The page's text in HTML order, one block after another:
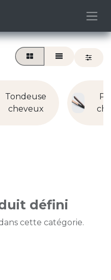
Tondeuse
cheveux
défini
cette catégorie.